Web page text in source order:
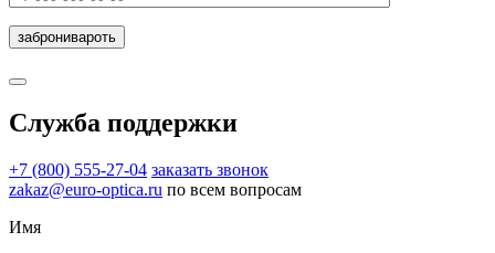
Служба поддержки
+7 (800) 555-27-04 заказать звонок
zakaz@euro-optica.ru по всем вопросам
Имя